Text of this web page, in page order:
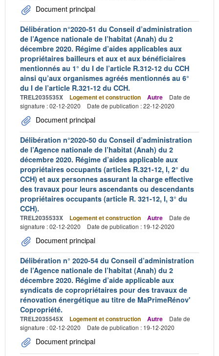
Document principal
Délibération n°2020-51 du Conseil d’administration
de l’Agence nationale de l’habitat (Anah) du 2
décembre 2020. Régime d’aides applicables aux
propriétaires bailleurs et aux et aux bénéficiaires
mentionnés au 1° du I de l’article R.312-12 du CCH
ainsi qu’aux organismes agréés mentionnés au 6°
du I de l’article R.321-12 du CCH.
TREL2035535X Logement et construction Autre
Date de
signature : 02-12-2020
Date de publication : 22-12-2020
Document principal
Délibération n°2020-50 du Conseil d’administration
de l’Agence nationale de l’habitat (Anah) du 2
décembre 2020. Régime d’aides applicable aux
propriétaires occupants (articles R.321-12, I, 2° du
CCH) et aux personnes assurant la charge effective
des travaux pour leurs ascendants ou descendants
propriétaires occupants (article R. 321-12, I, 3° du
CCH).
TREL2035533X Logement et construction Autre
Date de
signature : 02-12-2020
Date de publication : 19-12-2020
Document principal
Délibération n° 2020-54 du Conseil d’administration
de l’Agence nationale de l’habitat (Anah) du 2
décembre 2020. Régime d’aide applicable aux
syndicats de copropriétaires pour des travaux de
rénovation énergétique au titre de MaPrimeRénov'
Copropriété.
TREL2035545X Logement et construction Autre
Date de
signature : 02-12-2020
Date de publication : 19-12-2020
Document principal